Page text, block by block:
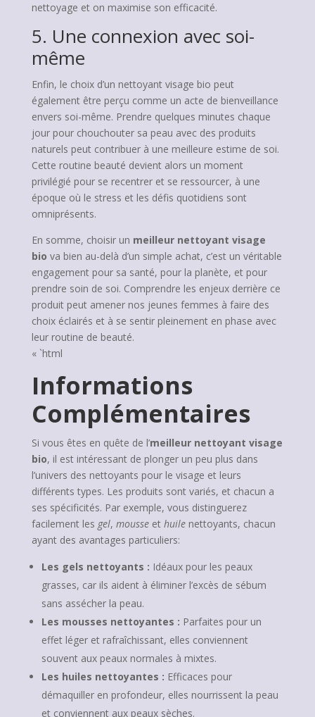
nettoyage et on maximise son efficacité.
5. Une connexion avec soi-
même
Enfin, le choix d’un nettoyant visage bio peut
également être perçu comme un acte de bienveillance
envers soi-même. Prendre quelques minutes chaque
jour pour chouchouter sa peau avec des produits
naturels peut contribuer à une meilleure estime de soi.
Cette routine beauté devient alors un moment
privilégié pour se recentrer et se ressourcer, à une
époque où le stress et les défis quotidiens sont
omniprésents.
En somme, choisir un meilleur nettoyant visage
bio va bien au-delà d’un simple achat, c’est un véritable
engagement pour sa santé, pour la planète, et pour
prendre soin de soi. Comprendre les enjeux derrière ce
produit peut amener nos jeunes femmes à faire des
choix éclairés et à se sentir pleinement en phase avec
leur routine de beauté.
« `html
Informations
Complémentaires
Si vous êtes en quête de l’meilleur nettoyant visage
bio, il est intéressant de plonger un peu plus dans
l’univers des nettoyants pour le visage et leurs
différents types. Les produits sont variés, et chacun a
ses spécificités. Par exemple, vous distinguerez
facilement les gel, mousseet huilenettoyants, chacun
ayant des avantages particuliers:
Les gels nettoyants : Idéaux pour les peaux
grasses, car ils aident à éliminer l’excès de sébum
sans assécher la peau.
Les mousses nettoyantes : Parfaites pour un
effet léger et rafraîchissant, elles conviennent
souvent aux peaux normales à mixtes.
Les huiles nettoyantes : Efficaces pour
démaquiller en profondeur, elles nourrissent la peau
et conviennent aux peaux sèches.